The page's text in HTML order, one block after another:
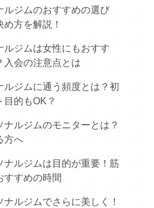
ルジムのおすすめの選び
め方を解説！
ルジムは女性にもおすす
入会の注意点とは
ルジムに通う頻度とは？初
目的もOK？
ナルジムのモニターとは？
方へ
ナルジムは目的が重要！筋
すすめの時間
ルジムでさらに美しく！